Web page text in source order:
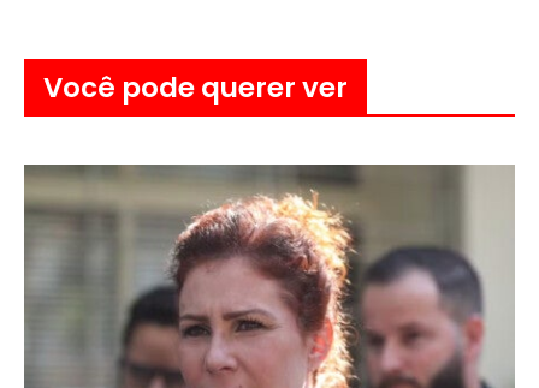
Você pode querer ver